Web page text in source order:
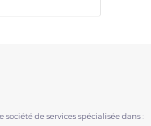
société de services spécialisée dans :